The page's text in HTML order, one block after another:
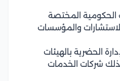
المختصة
والمؤسسات
الحضرية بالهيئات
شركات الخدمات